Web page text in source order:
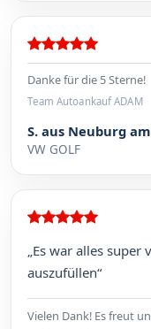
Danke für die 5 Sterne!
Team Autoankauf ADAM
S. aus Neuburg
VW GOLF
„Es war alles
auszufüllen“
Vielen Dank! Es freut